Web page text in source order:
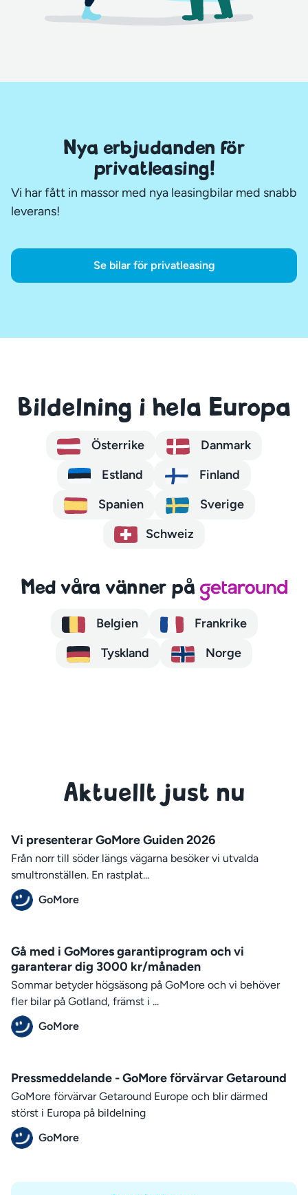
Nya erbjudanden för
privatleasing!
Vi har fått in massor med nya leasingbilar med snabb
leverans!
Se bilar för privatleasing
Bildelning i hela Europa
Österrike
Danmark
Estland
Finland
Spanien
Sverige
Schweiz
Med våra vänner på
Belgien
Frankrike
Tyskland
Norge
Aktuellt just nu
Vi presenterar GoMore Guiden 2026
Från norr till söder längs vägarna besöker vi utvalda
smultronställen. En rastplat...
GoMore
Gå med i GoMores garantiprogram och vi
garanterar dig 3000 kr/månaden
Sommar betyder högsäsong på GoMore och vi behöver
fler bilar på Gotland, främst i ...
GoMore
Pressmeddelande - GoMore förvärvar Getaround
GoMore förvärvar Getaround Europe och blir därmed
störst i Europa på bildelning
GoMore